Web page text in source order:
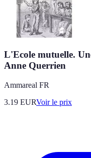
L'Ecole mutuelle.
Anne Querrien
Ammareal FR
3.19 EURVoir le prix